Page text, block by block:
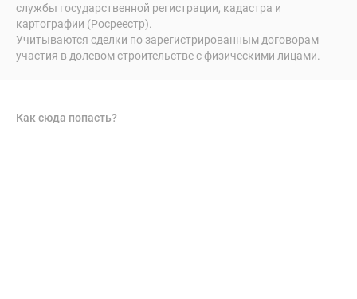
службы государственной регистрации, кадастра и
картографии (Росреестр).
Учитываются сделки по зарегистрированным договорам
участия в долевом строительстве с физическими лицами.
Как сюда попасть?